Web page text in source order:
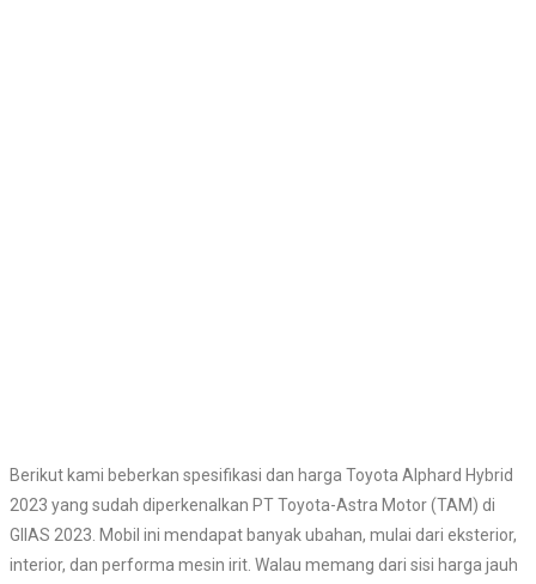
Berikut kami beberkan spesifikasi dan harga Toyota Alphard Hybrid
2023 yang sudah diperkenalkan PT Toyota-Astra Motor (TAM) di
GIIAS 2023. Mobil ini mendapat banyak ubahan, mulai dari eksterior,
interior, dan performa mesin irit. Walau memang dari sisi harga jauh